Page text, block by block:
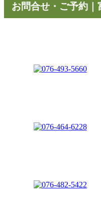
お問合せ・ご予約